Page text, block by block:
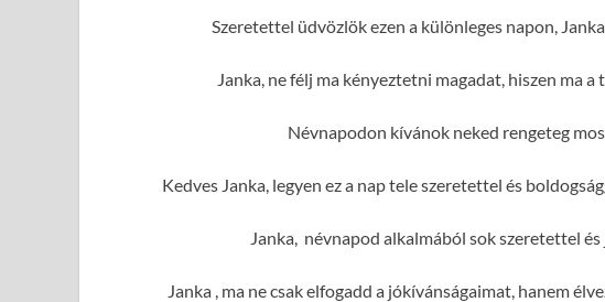
Szeretettel üdvözlök ezen a különleges napon,
Janka, ne félj ma kényeztetni magadat, hiszen ma
Névnapodon kívánok neked rengeteg
Kedves Janka, legyen ez a nap tele szeretettel és
Janka, névnapod alkalmából sok szeretettel
Janka , ma ne csak elfogadd a jókívánságaimat, hanem